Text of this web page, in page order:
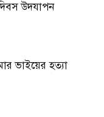
উদযাপন
ভাইয়ের হত্যা